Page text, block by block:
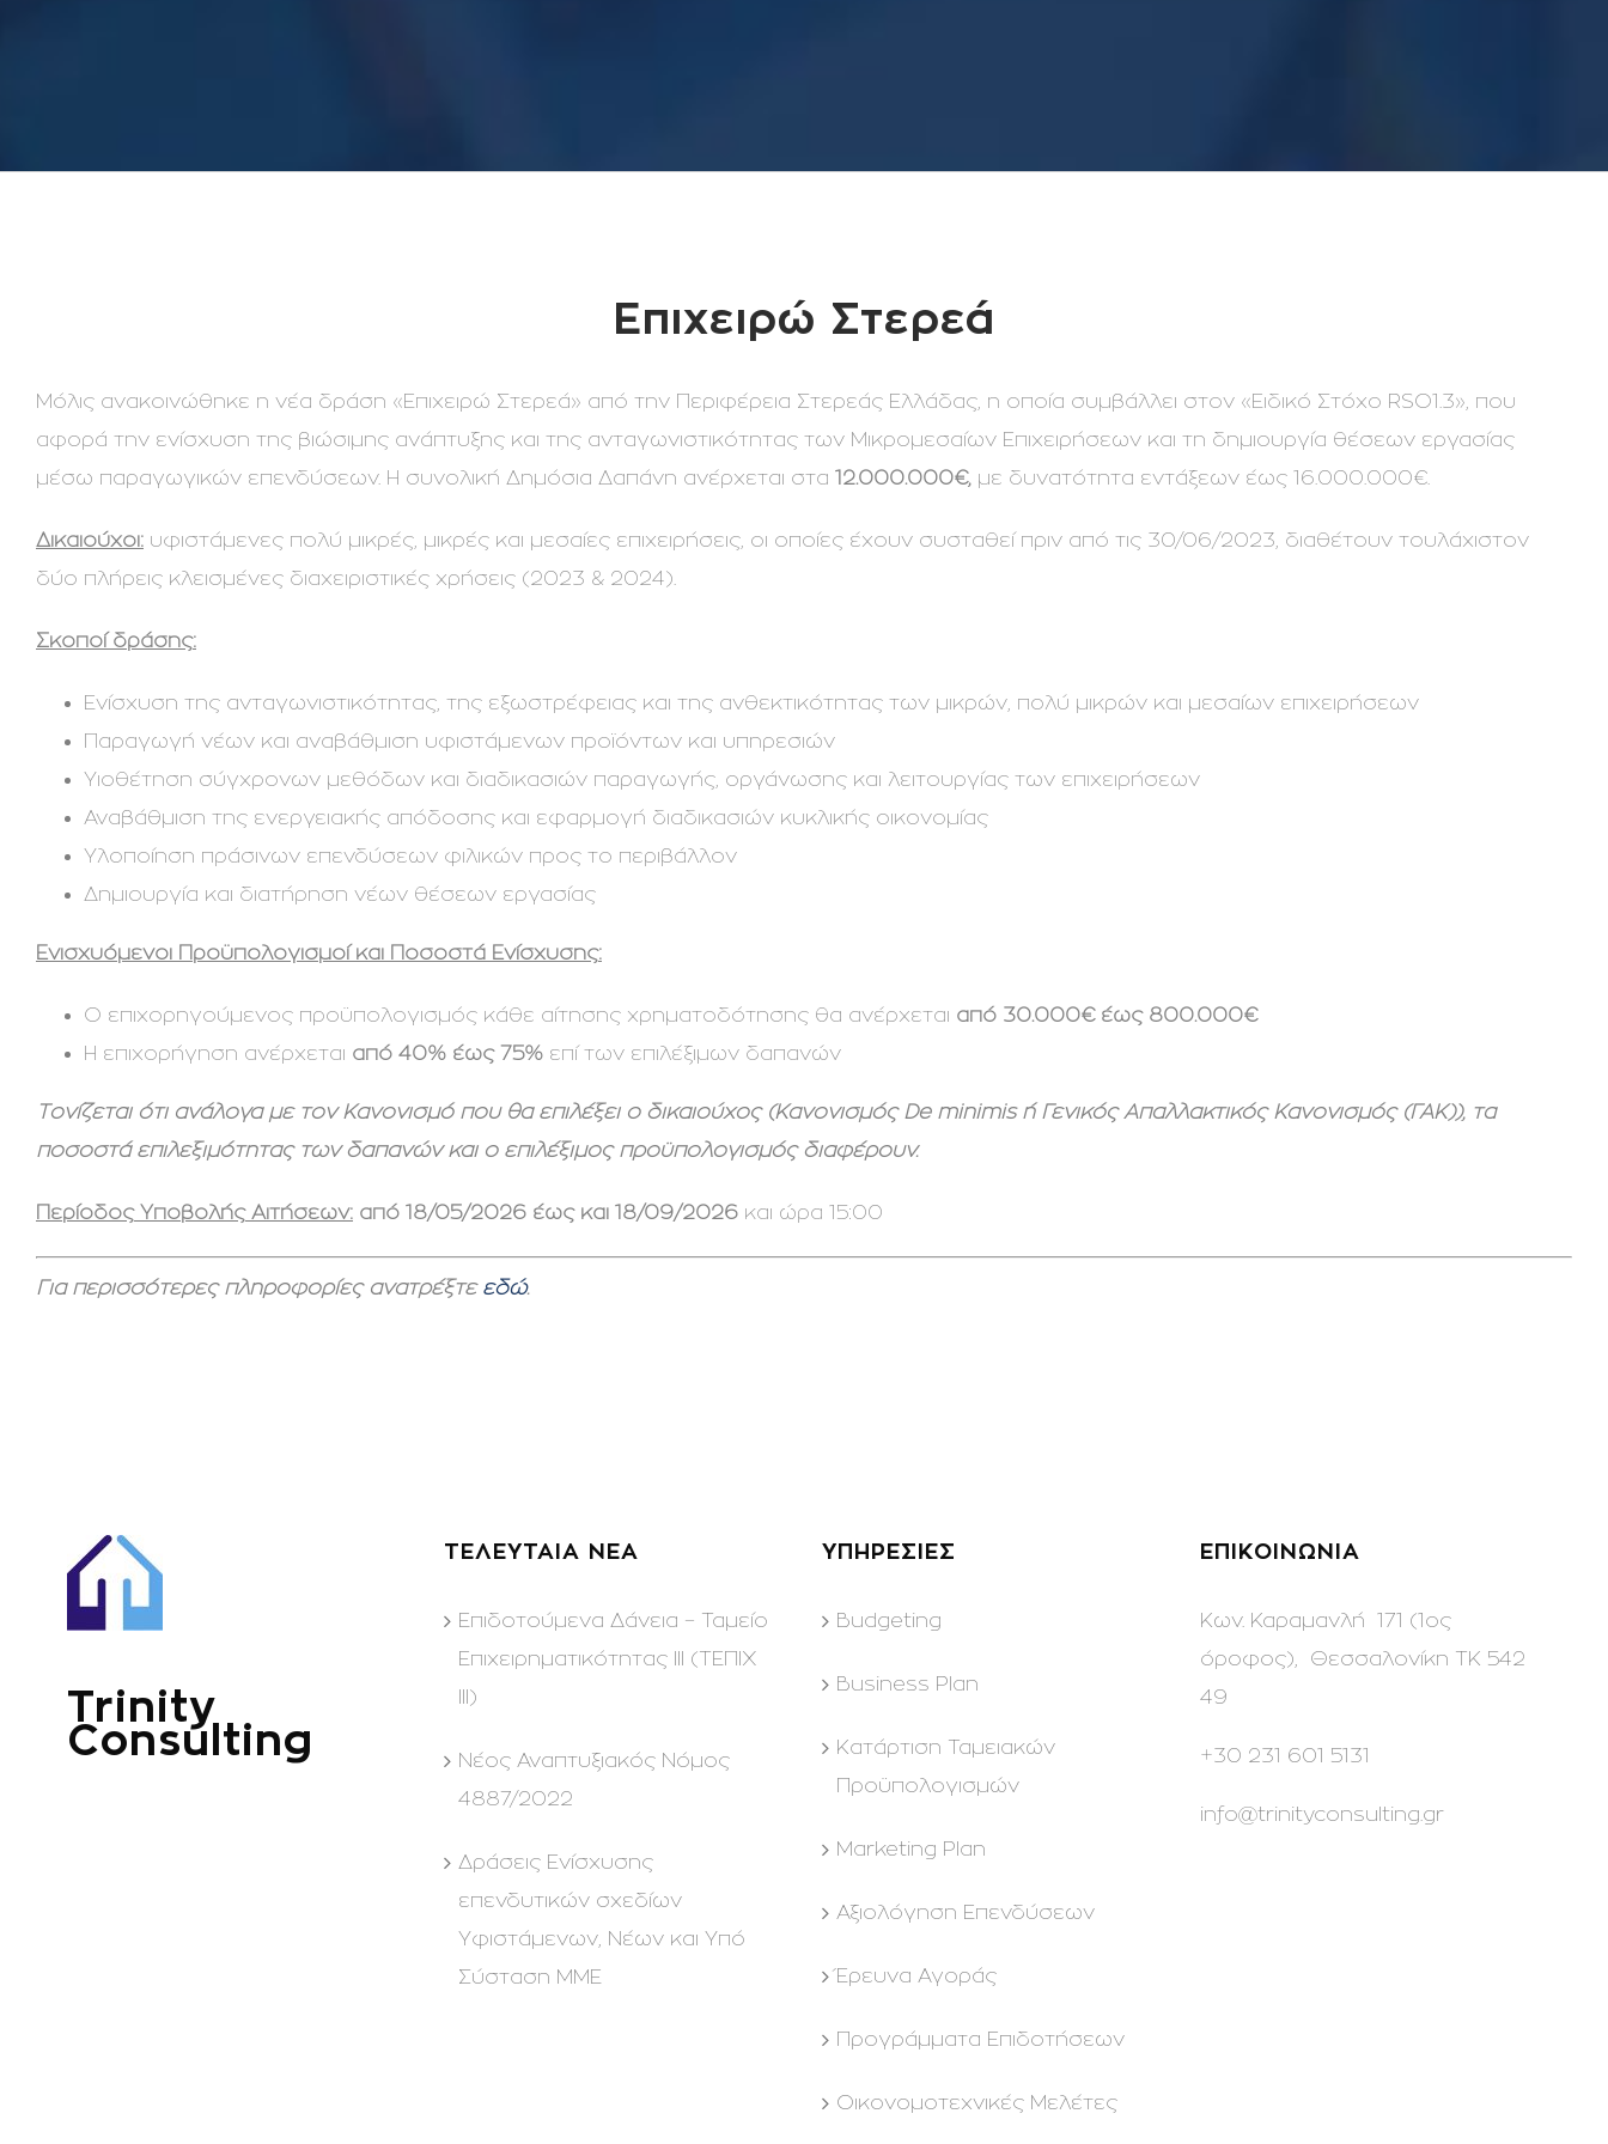
Επιχειρώ Στερεά
Μόλις ανακοινώθηκε η νέα δράση «Επιχειρώ Στερεά» από την Περιφέρεια Στερεάς Ελλάδας, η οποία συμβάλλει στον «Ειδικό Στόχο RSO1.3», που
αφορά την ενίσχυση της βιώσιμης ανάπτυξης και της ανταγωνιστικότητας των Μικρομεσαίων Επιχειρήσεων και τη δημιουργία θέσεων εργασίας
μέσω παραγωγικών επενδύσεων. Η συνολική Δημόσια Δαπάνη ανέρχεται στα 12.000.000€, με δυνατότητα εντάξεων έως 16.000.000€.
Δικαιούχοι: υφιστάμενες πολύ μικρές, μικρές και μεσαίες επιχειρήσεις, οι οποίες έχουν συσταθεί πριν από τις 30/06/2023, διαθέτουν τουλάχιστον
δύο πλήρεις κλεισμένες διαχειριστικές χρήσεις (2023 & 2024).
Σκοποί δράσης:
Ενίσχυση της ανταγωνιστικότητας, της εξωστρέφειας και της ανθεκτικότητας των μικρών, πολύ μικρών και μεσαίων επιχειρήσεων
Παραγωγή νέων και αναβάθμιση υφιστάμενων προϊόντων και υπηρεσιών
Υιοθέτηση σύγχρονων μεθόδων και διαδικασιών παραγωγής, οργάνωσης και λειτουργίας των επιχειρήσεων
Αναβάθμιση της ενεργειακής απόδοσης και εφαρμογή διαδικασιών κυκλικής οικονομίας
Υλοποίηση πράσινων επενδύσεων φιλικών προς το περιβάλλον
Δημιουργία και διατήρηση νέων θέσεων εργασίας
Ενισχυόμενοι Προϋπολογισμοί και Ποσοστά Ενίσχυσης:
O επιχορηγούμενος προϋπολογισμός κάθε αίτησης χρηματοδότησης θα ανέρχεται από 30.000€ έως 800.000€
H επιχορήγηση ανέρχεται από 40% έως 75% επί των επιλέξιμων δαπανών
Τονίζεται ότι ανάλογα με τον Κανονισμό που θα επιλέξει ο δικαιούχος (Κανονισμός De minimis ή Γενικός Απαλλακτικός Κανονισμός (ΓΑΚ)), τα
ποσοστά επιλεξιμότητας των δαπανών και ο επιλέξιμος προϋπολογισμός διαφέρουν.
Περίοδος Υποβολής Αιτήσεων: από 18/05/2026 έως και 18/09/2026 και ώρα 15:00
Για περισσότερες πληροφορίες ανατρέξτε εδώ.
Trinity
Consulting
ΤΕΛΕΥΤΑΙΑ ΝΕΑ
Επιδοτούμενα Δάνεια – Ταμείο
Επιχειρηματικότητας ΙΙΙ (ΤΕΠΙΧ
ΙΙΙ)
Νέος Αναπτυξιακός Νόμος
4887/2022
Δράσεις Ενίσχυσης
επενδυτικών σχεδίων
Υφιστάμενων, Νέων και Υπό
Σύσταση ΜΜΕ
ΥΠΗΡΕΣΙΕΣ
Budgeting
Business Plan
Kατάρτιση Ταμειακών
Προϋπολογισμών
Marketing Plan
Αξιολόγηση Επενδύσεων
Έρευνα Αγοράς
Προγράμματα Επιδοτήσεων
Οικονομοτεχνικές Μελέτες
ΕΠΙΚΟΙΝΩΝΙΑ
Κων. Καραμανλή 171 (1ος
όροφος), Θεσσαλονίκη ΤΚ 542
49
+30 231 601 5131
info@trinityconsulting.gr